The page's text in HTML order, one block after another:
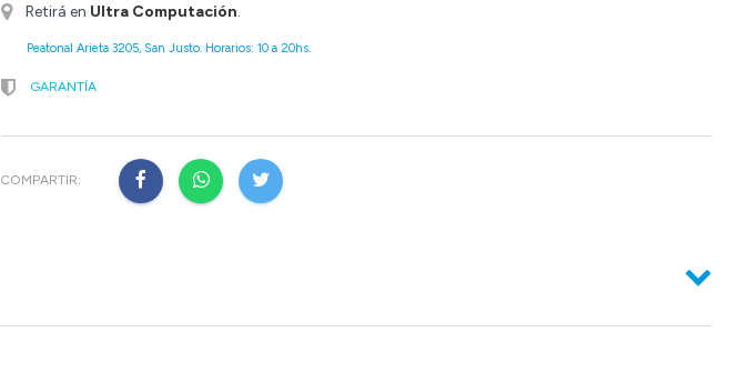
Retirá en Ultra Computación.
Peatonal Arieta 3205, San Justo. Horarios: 10 a 20hs.
GARANTÍA
COMPARTIR: